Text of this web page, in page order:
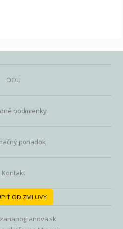
OOU
podmienky
poriadok
Kontakt
OD ZMLUVY